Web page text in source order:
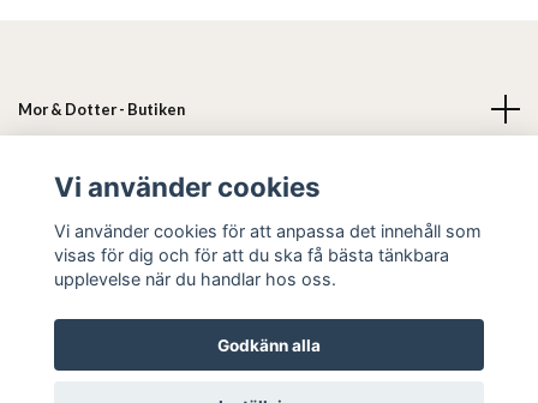
Mor & Dotter - Butiken
Läs mer
Sociala medier
© 2026 Mor & Dotter
Vi använder cookies
Vi använder cookies för att anpassa det innehåll som
visas för dig och för att du ska få bästa tänkbara
upplevelse när du handlar hos oss.
Godkänn alla